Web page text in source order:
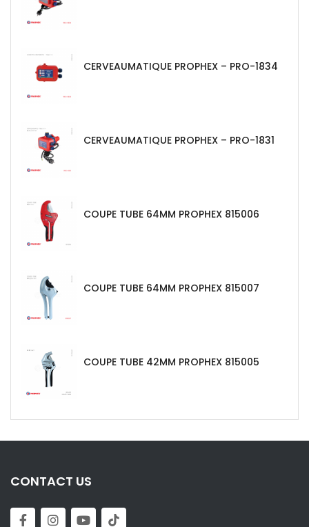
CERVEAUMATIQUE PROPHEX – PRO-1834
CERVEAUMATIQUE PROPHEX – PRO-1831
COUPE TUBE 64MM PROPHEX 815006
COUPE TUBE 64MM PROPHEX 815007
COUPE TUBE 42MM PROPHEX 815005
CONTACT US